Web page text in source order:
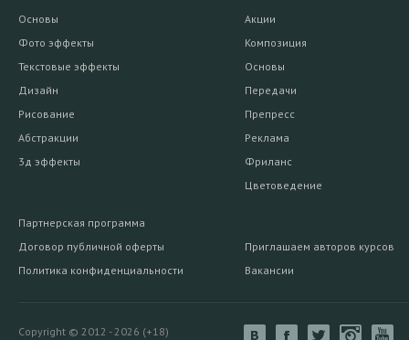
Основы
Фото эффекты
Текстовые эффекты
Дизайн
Рисование
Абстракции
3д эффекты
Акции
Композиция
Основы
Передачи
Препресс
Реклама
Фриланс
Цветоведение
Партнерская программа
Договор публичной оферты
Политика конфиденциальности
Приглашаем авторов курсов
Вакансии
Copyright © 2012 - 2026 (+18)